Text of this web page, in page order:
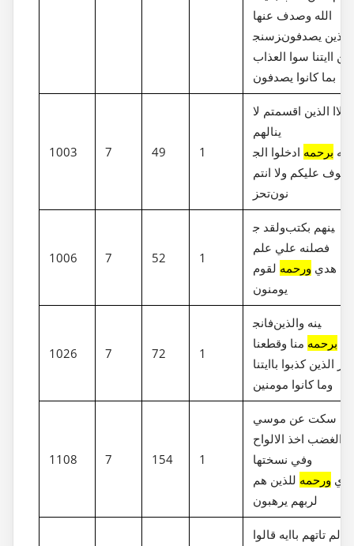
الله وصدف عنها
سنج‎ز‎ي الذين يصدفون
عن اايتنا سوا العذاب
بما كانوا يصدفون
1003 7 49 1
الذين اقسمتم لا
ينالهم
الله برحمه ادخلوا الج‎نه
خوف عليكم ولا انتم
تحز‎نون
1006 7 52 1
ولقد ج‎ينهم بكتب
فصلنه علي علم
هدي ورحمه لقوم
يومنون
1026 7 72 1
فانج‎ينه والذين
برحمه منا وقطعنا
الذين كذبوا باايتنا
وما كانوا مومنين
1108 7 154 1
سكت عن موسي
الغضب اخذ الالواح
وفي نسختها
ورحمه للذين هم
لربهم يرهبون
لم تاتهم باايه قالوا